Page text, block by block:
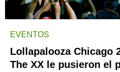
EVENTOS
Lollapalooza Chicago
The XX le pusieron el